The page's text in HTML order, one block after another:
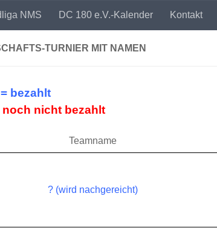
NMS DC 180 e.V.-Kalender Kontakt
TURNIER MIT NAMEN
bezahlt
noch nicht bezahlt
Teamname
? (wird nachgereicht)